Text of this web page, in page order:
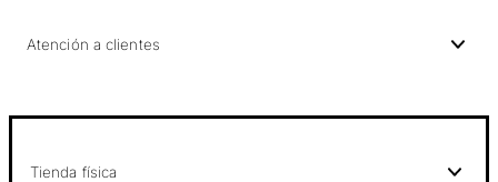
Atención a clientes
Tienda física